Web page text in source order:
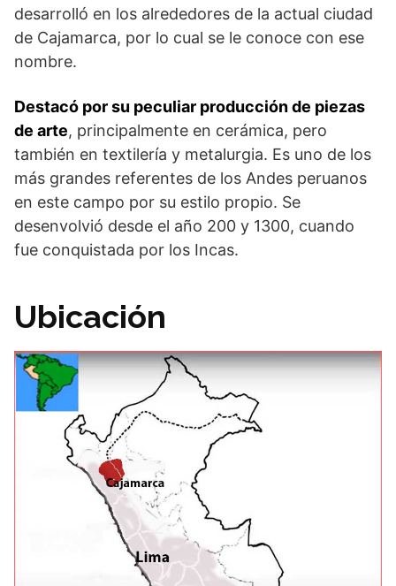
desarrolló en los alrededores de la actual ciudad
de Cajamarca, por lo cual se le conoce con ese
nombre.
Destacó por su peculiar producción de piezas
de arte, principalmente en cerámica, pero
también en textilería y metalurgia. Es uno de los
más grandes referentes de los Andes peruanos
en este campo por su estilo propio. Se
desenvolvió desde el año 200 y 1300, cuando
fue conquistada por los Incas.
Ubicación